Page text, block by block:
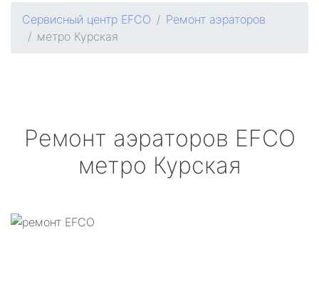
Сервисный центр EFCO
Ремонт аэраторов
метро Курская
Ремонт аэраторов EFCO
метро Курская